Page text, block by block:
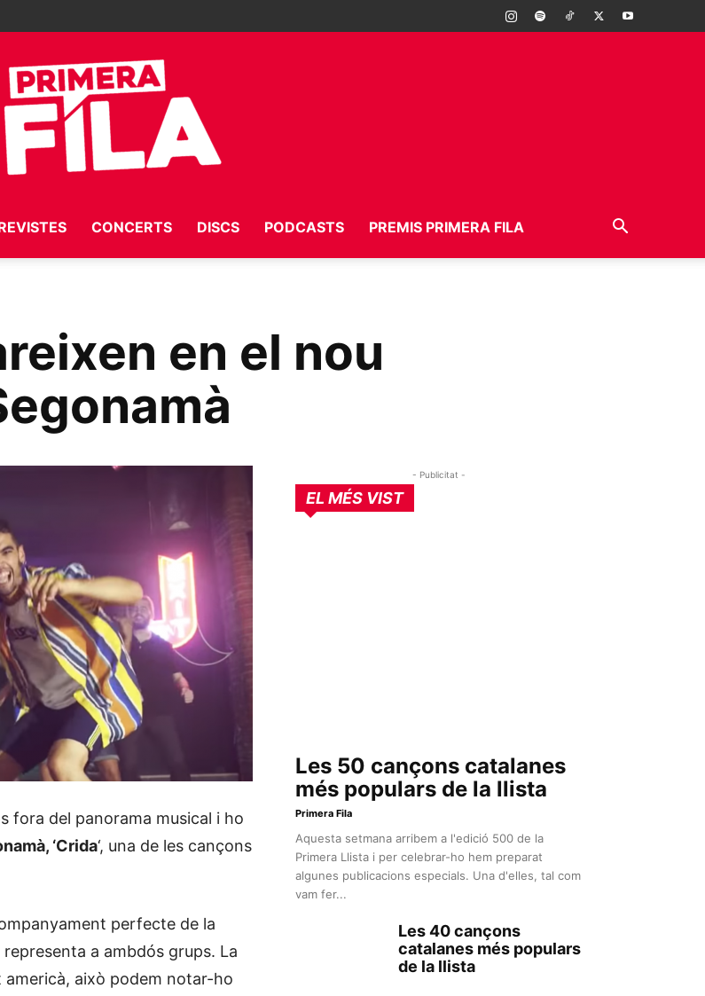
Fila
CONCERTS DISCS PODCASTS PREMIS PRIMERA FILA
en el nou
fora del panorama musical i ho
‘Crida‘, una de les cançons
perfecte de la
a ambdós grups. La
americà, això podem notar-ho
- Publicitat -
EL MÉS VIST
Les 50 cançons catalanes
més populars de la llista
Primera Fila
Aquesta setmana arribem a l'edició 500 de la
Primera Llista i per celebrar-ho hem preparat
algunes publicacions especials. Una d'elles, tal com
vam fer...
Les 40 cançons
catalanes més populars
de la llista